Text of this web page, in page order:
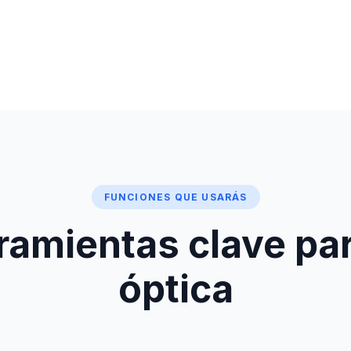
FUNCIONES QUE USARÁS
clave
óptica